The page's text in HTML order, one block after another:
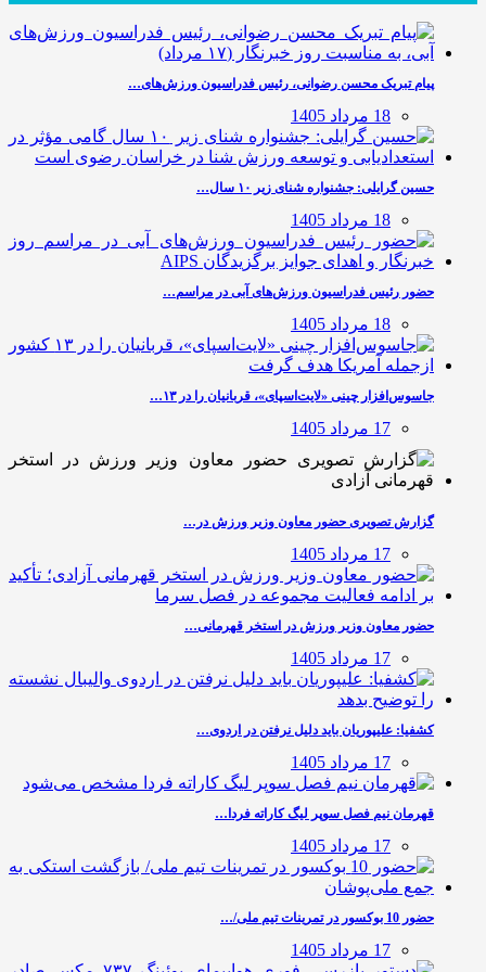
پیام تبریک محسن رضوانی، رئیس فدراسیون ورزش‌های…
18 مرداد 1405
حسین گرایلی: جشنواره شنای زیر ۱۰ سال…
18 مرداد 1405
حضور رئیس فدراسیون ورزش‌های آبی در مراسم…
18 مرداد 1405
جاسوس‌افزار چینی «لایت‌اسپای»، قربانیان را در ۱۳…
17 مرداد 1405
گزارش تصویری حضور معاون وزیر ورزش در…
17 مرداد 1405
حضور معاون وزیر ورزش در استخر قهرمانی…
17 مرداد 1405
کشفیا: علیپوریان باید دلیل نرفتن در اردوی…
17 مرداد 1405
قهرمان نیم فصل سوپر لیگ کاراته فردا…
17 مرداد 1405
حضور 10 بوکسور در تمرینات تیم ملی/…
17 مرداد 1405